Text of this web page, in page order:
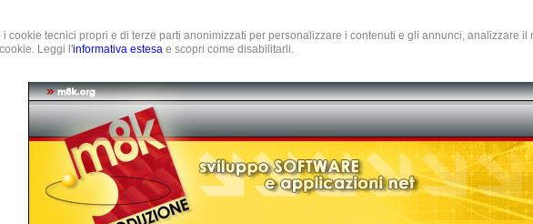
i cookie tecnici propri e di terze parti anonimizzati per personalizzare i contenuti e gli annunci, analizzare il
Leggi l'informativa estesa e scopri come disabilitarli.